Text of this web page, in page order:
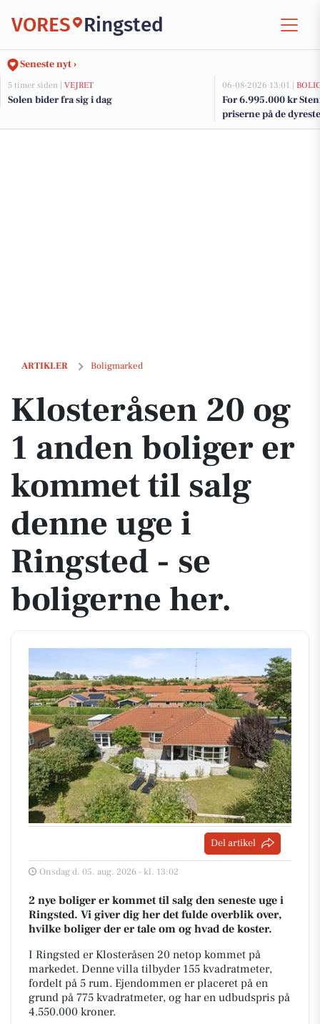
VORES Ringsted
Seneste nyt ›
5 timer siden | VEJRET
Solen bider fra sig i dag
06-08-2026 13:01 |
For 6.995.000 kr
priserne på de
Ringsted
ARTIKLER Boligmarked
Klosteråsen 20 og 1 anden boliger er kommet til salg denne uge i
Klosteråsen 20 og
1 anden boliger er
kommet til salg
denne uge i
Ringsted - se
boligerne her.
Del artikel
Onsdag d. 05. aug. 2026 - kl. 13:02
2 nye boliger er kommet til salg den seneste uge i
Ringsted. Vi giver dig her det fulde overblik over,
hvilke boliger der er tale om og hvad de koster.
I Ringsted er Klosteråsen 20 netop kommet på
markedet. Denne villa tilbyder 155 kvadratmeter,
fordelt på 5 rum. Ejendommen er placeret på en
grund på 775 kvadratmeter, og har en udbudspris på
4.550.000 kroner.